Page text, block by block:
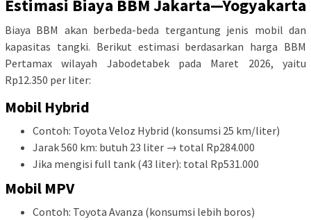
Estimasi Biaya BBM Jakarta—Yogyakarta
Biaya BBM akan berbeda-beda tergantung jenis mobil dan
kapasitas tangki. Berikut estimasi berdasarkan harga BBM
Pertamax wilayah Jabodetabek pada Maret 2026, yaitu
Rp12.350 per liter:
Mobil Hybrid
Contoh: Toyota Veloz Hybrid (konsumsi 25 km/liter)
Jarak 560 km: butuh 23 liter → total Rp284.000
Jika mengisi full tank (43 liter): total Rp531.000
Mobil MPV
Contoh: Toyota Avanza (konsumsi lebih boros)